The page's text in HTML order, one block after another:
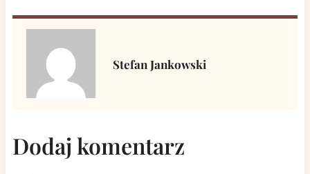
Stefan Jankowski
Dodaj komentarz